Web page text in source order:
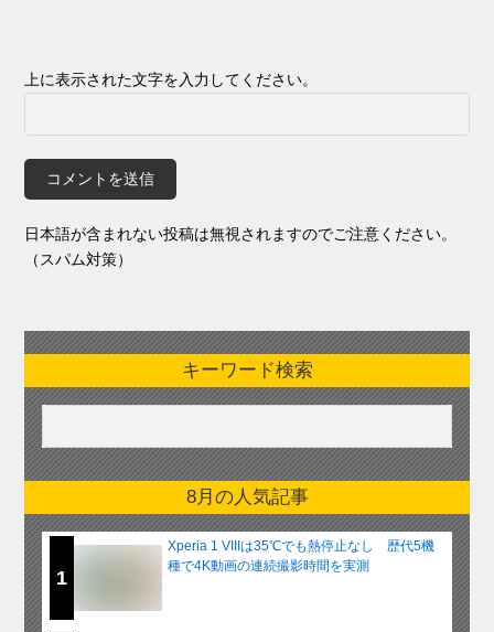
上に表示された文字を入力してください。
日本語が含まれない投稿は無視されますのでご注意ください。
（スパム対策）
キーワード検索
8月の人気記事
1
Xperia 1 VIIIは35℃でも熱停止なし 歴代5機
種で4K動画の連続撮影時間を実測